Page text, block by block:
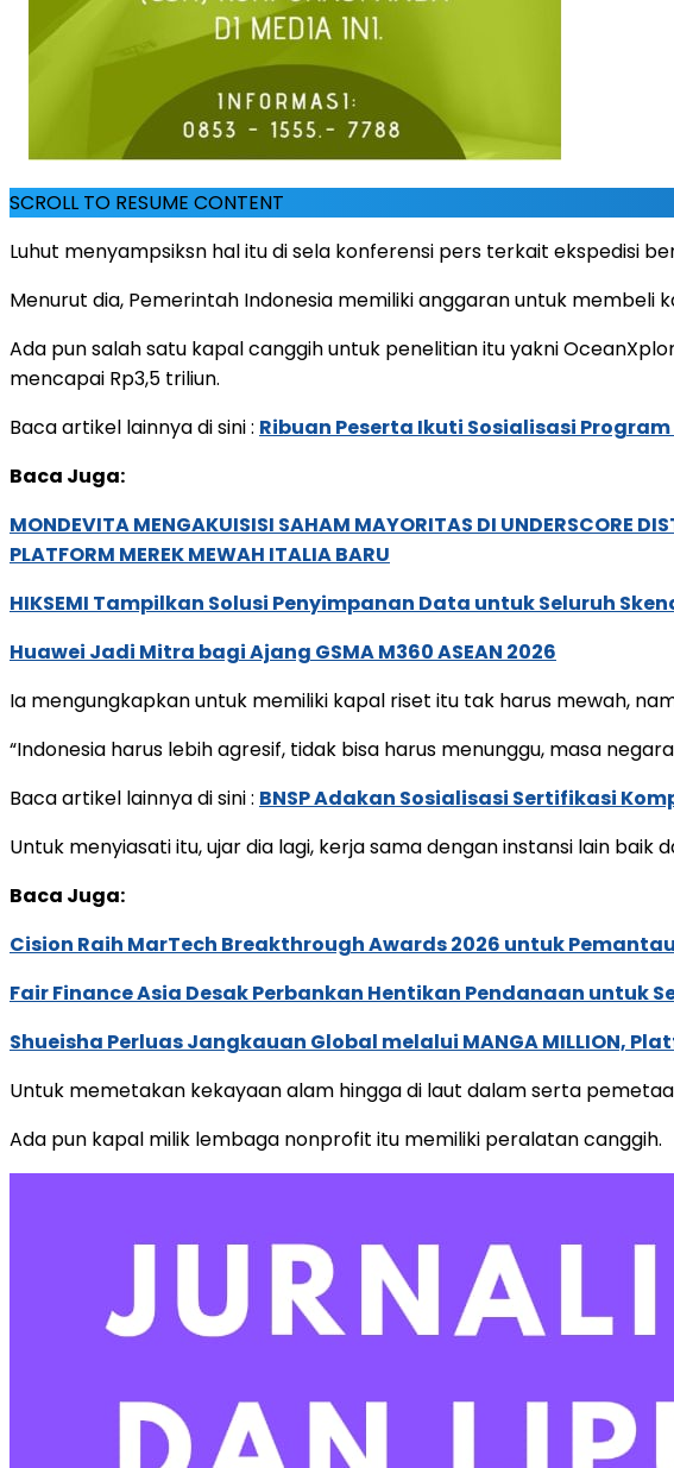
SCROLL TO RESUME CONTENT
Luhut menyampsiksn hal itu di sela konferensi pers terkait ekspedisi
Menurut dia, Pemerintah Indonesia memiliki anggaran untuk
Ada pun salah satu kapal canggih untuk penelitian itu yakni
mencapai Rp3,5 triliun.
Baca artikel lainnya di sini : Ribuan Peserta Ikuti Sosialisasi
Baca Juga:
MONDEVITA MENGAKUISISI SAHAM MAYORITAS DI UNDERSCORE
PLATFORM MEREK MEWAH ITALIA BARU
HIKSEMI Tampilkan Solusi Penyimpanan Data untuk Seluruh
Huawei Jadi Mitra bagi Ajang GSMA M360 ASEAN 2026
Ia mengungkapkan untuk memiliki kapal riset itu tak harus mewah,
“Indonesia harus lebih agresif, tidak bisa harus menunggu, masa
Baca artikel lainnya di sini : BNSP Adakan Sosialisasi Sertifikasi
Untuk menyiasati itu, ujar dia lagi, kerja sama dengan instansi lain baik
Baca Juga:
Cision Raih MarTech Breakthrough Awards 2026 untuk
Fair Finance Asia Desak Perbankan Hentikan Pendanaan untuk
Shueisha Perluas Jangkauan Global melalui MANGA MILLION,
Untuk memetakan kekayaan alam hingga di laut dalam serta
Ada pun kapal milik lembaga nonprofit itu memiliki peralatan canggih.